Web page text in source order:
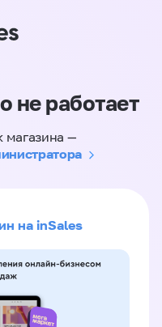
не работает
магазина —
на inSales